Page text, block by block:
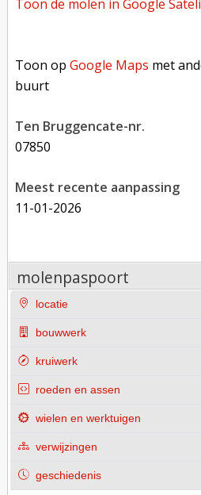
Toon de molen inGoogle
Toon opGoogle Maps met
buurt
Ten Bruggencate-nr.
07850
Meest recente aanpassing
11-01-2026
molenpaspoort
locatie
bouwwerk
kruiwerk
roeden en assen
wielen en werktuigen
verwijzingen
geschiedenis